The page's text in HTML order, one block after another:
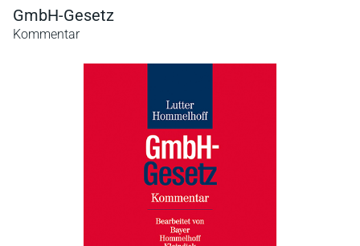
GmbH-Gesetz
Kommentar